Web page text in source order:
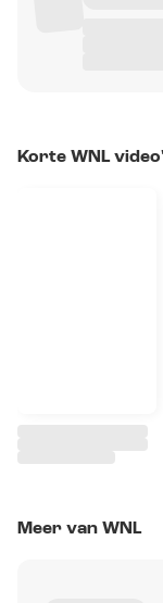
Korte WNL
Meer van WNL